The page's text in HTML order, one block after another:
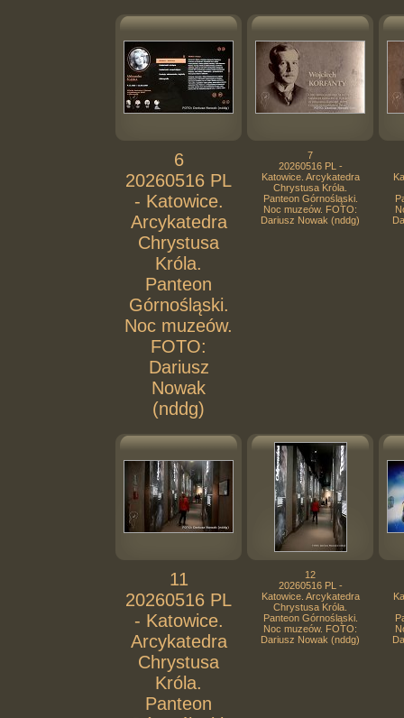
6
20260516 PL
- Katowice.
Arcykatedra
Chrystusa
Króla.
Panteon
Górnośląski.
Noc muzeów.
FOTO:
Dariusz
Nowak
(nddg)
7
20260516 PL -
Katowice. Arcykatedra
Chrystusa Króla.
Panteon Górnośląski.
Noc muzeów. FOTO:
Dariusz Nowak (nddg)
11
20260516 PL
- Katowice.
Arcykatedra
Chrystusa
Króla.
Panteon
12
20260516 PL -
Katowice. Arcykatedra
Chrystusa Króla.
Panteon Górnośląski.
Noc muzeów. FOTO:
Dariusz Nowak (nddg)